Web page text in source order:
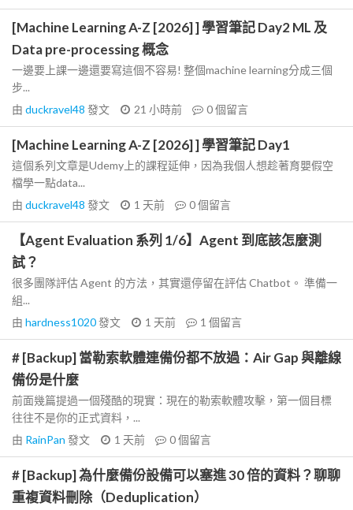
[Machine Learning A-Z [2026] ] 學習筆記 Day2 ML 及
Data pre-processing 概念
一邊要上課一邊還要寫這個不容易! 整個machine learning分成三個
步...
由 duckravel48 發文 21 小時前 0個留言
[Machine Learning A-Z [2026] ] 學習筆記 Day1
這個系列文章是Udemy上的課程延伸，因為我個人想趁著育嬰假空
檔學一點data...
由 duckravel48 發文 1 天前 0個留言
【Agent Evaluation 系列 1/6】Agent 到底該怎麼測
試？
很多團隊評估 Agent 的方法，其實還停留在評估 Chatbot。 準備一
組...
由 hardness1020發文 1 天前 1 個留言
# [Backup] 當勒索軟體連備份都不放過：Air Gap 與離線
備份是什麼
前面幾篇提過一個殘酷的現實：現在的勒索軟體攻擊，第一個目標
往往不是你的正式資料，...
由 RainPan 發文 1 天前 0個留言
# [Backup] 為什麼備份設備可以塞進 30 倍的資料？聊聊
重複資料刪除（Deduplication）